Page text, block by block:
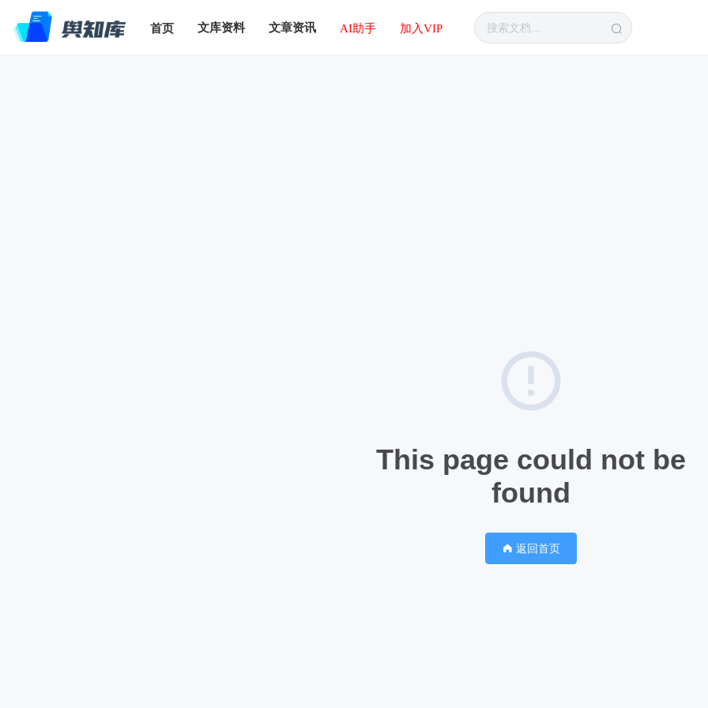
首页 文库资料 文章资讯 AI助手 加入VIP
This page could not be
found
返回首页